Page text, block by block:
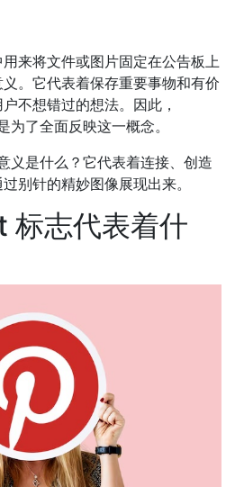
来将文件或图片固定在公告板上
。它代表着保存重要事物和有价
不想错过的想法。因此，
了全面反映这一概念。
义是什么？它代表着连接、创造
别针的精妙图像展现出来。
标志代表着什